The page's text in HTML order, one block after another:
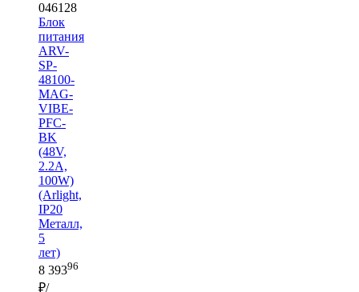
046128
Блок
питания
ARV-
SP-
48100-
MAG-
VIBE-
PFC-
BK
(48V,
2.2A,
100W)
(Arlight,
IP20
Металл,
5
лет)
8 39396
₽/